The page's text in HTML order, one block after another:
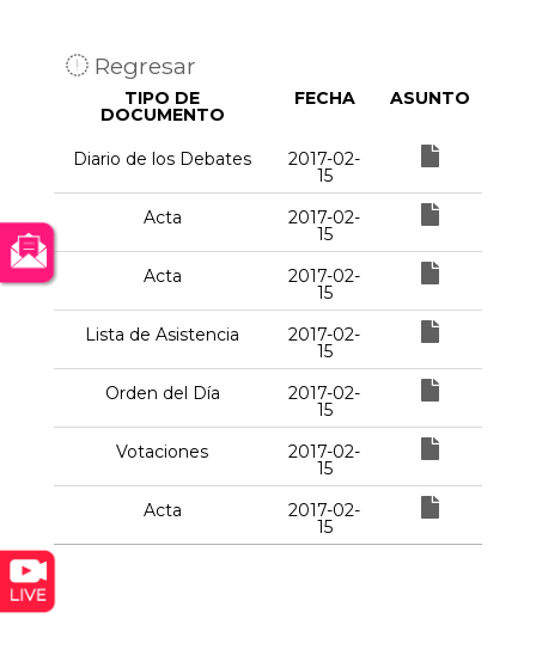
Regresar
TIPO DE
DOCUMENTO
FECHA ASUNTO
Diario de los Debates 2017-02-
15
Acta
2017-02-
15
Acta
2017-02-
15
Lista de Asistencia
2017-02-
15
Orden del Día
2017-02-
15
Votaciones
2017-02-
15
Acta
2017-02-
15